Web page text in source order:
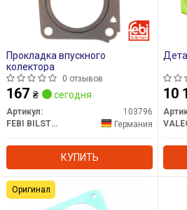
Прокладка впускного
колектора
0 отзывов
167 ₴ сегодня
Артикул:
103796
FEBI BILSTEIN
Германия
КУПИТЬ
10
Оригинал